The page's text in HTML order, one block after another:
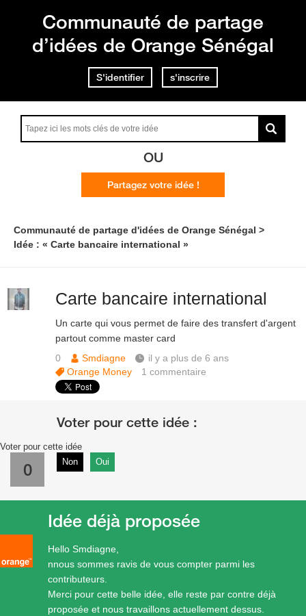
Communauté de partage
d’idées de Orange Sénégal
S'identifier s'inscrire
OU
Partagez votre idée !
Communauté de partage d'idées de Orange Sénégal
Idée : « Carte bancaire international »
Carte bancaire international
Un carte qui vous permet de faire des transfert d'argent
partout comme master card
0
Smdiagne
il y a plus de 6 ans
Orange Money
1commentaire
Voter pour cette idée
0 Non Oui
Hello Smdiagne,
nnous sommes ravis de vous compter parmi les
contributeurs.
Merci pour cette belle idée, elle reste par contre déjà
proposée et nous travaillons actuellement dessus.
Idée déjà proposée